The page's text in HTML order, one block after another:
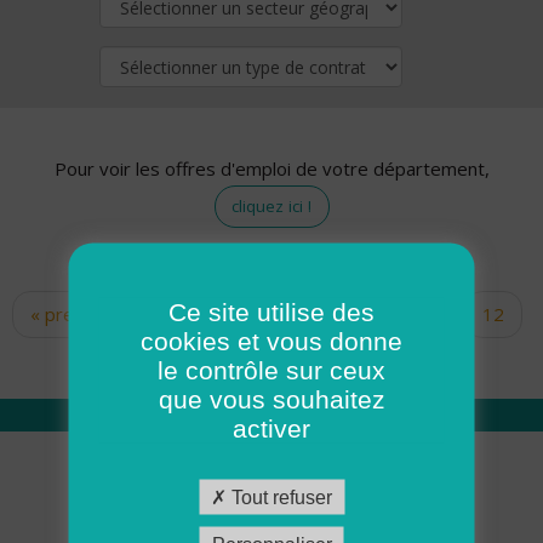
Pour voir les offres d'emploi de votre département,
cliquez ici !
Pages
« premier ‹ précédent … 10
12
14 15 16 17
Qui sommes nous
Académie ADMR
Ce site utilise des
cookies et vous donne
le contrôle sur ceux
que vous souhaitez
activer
Tout refuser